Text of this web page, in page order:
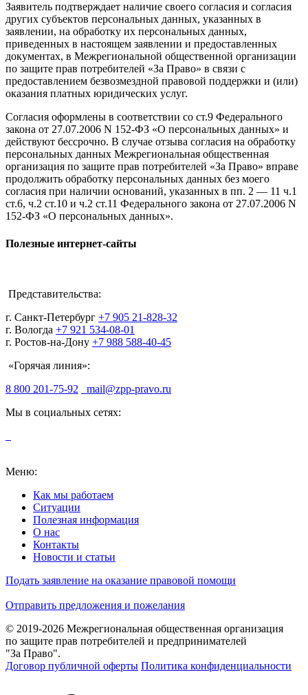
Заявитель подтверждает наличие своего согласия и согласия
других субъектов персональных данных, указанных в
заявлении, на обработку их персональных данных,
приведенных в настоящем заявлении и предоставленных
документах, в Межрегиональной общественной организации
по защите прав потребителей «За Право» в связи с
предоставлением безвозмездной правовой поддержки и (или)
оказания платных юридических услуг.
Согласия оформлены в соответствии со ст.9 Федерального
закона от 27.07.2006 N 152-ФЗ «О персональных данных» и
действуют бессрочно. В случае отзыва согласия на обработку
персональных данных Межрегиональная общественная
организация по защите прав потребителей «За Право» вправе
продолжить обработку персональных данных без моего
согласия при наличии оснований, указанных в пп. 2 — 11 ч.1
ст.6, ч.2 ст.10 и ч.2 ст.11 Федерального закона от 27.07.2006 N
152-ФЗ «О персональных данных».
Полезные интернет-сайты
Представительства:
г. Санкт-Петербург +7 905 21-828-32
г. Вологда +7 921 534-08-01
г. Ростов-на-Дону +7 988 588-40-45
«Горячая линия»:
8 800 201-75-92
mail@zpp-pravo.ru
Мы в социальных сетях:
Меню:
Как мы работаем
Ситуации
Полезная информация
О нас
Контакты
Новости и статьи
Подать заявление на оказание правовой помощи
Отправить предложения и пожелания
© 2019-2026 Межрегиональная общественная организация
по защите прав потребителей и предпринимателей
"За Право".
Договор публичной оферты Политика конфиденциальности